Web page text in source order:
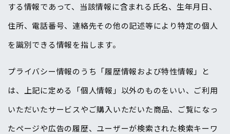
する情報であって、当該情報に含まれる氏名、生年月日、
住所、電話番号、連絡先その他の記述等により特定の個人
を識別できる情報を指します。
プライバシー情報のうち「履歴情報および特性情報」と
は、上記に定める「個人情報」以外のものをいい、ご利用
いただいたサービスやご購入いただいた商品、ご覧になっ
たページや広告の履歴、ユーザーが検索された検索キーワ